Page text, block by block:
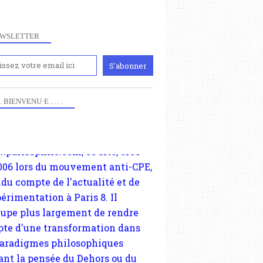
. BIENVENU·E . . . .
ce site, créé
lors du mouvement anti-CPE,
d'une transformation dans
philosophiques
la pensée du Dehors ou du
omme la nomme les
classique. Nous
quant à nous déjà basculé
dans la modernité